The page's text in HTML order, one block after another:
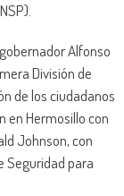
Alfonso
División de
de los ciudadanos
en Hermosillo con
Johnson, con
Seguridad para